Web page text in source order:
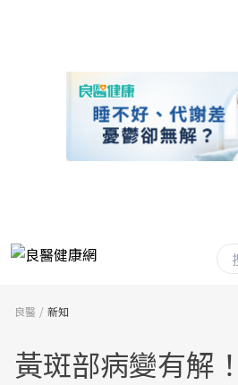
良醫 新知
黃斑部病變有解